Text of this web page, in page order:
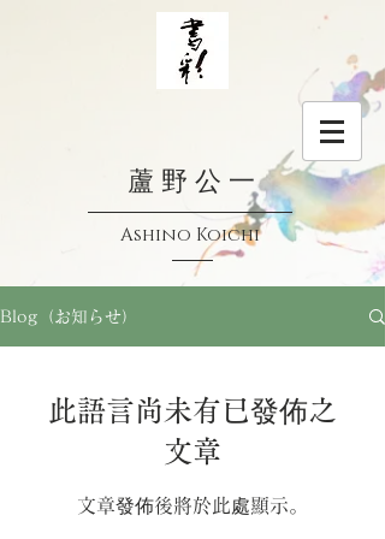
蘆 野 公 一
Ashino Koichi
Blog（お知らせ）
此語言尚未有已發佈之
文章
文章發佈後將於此處顯示。